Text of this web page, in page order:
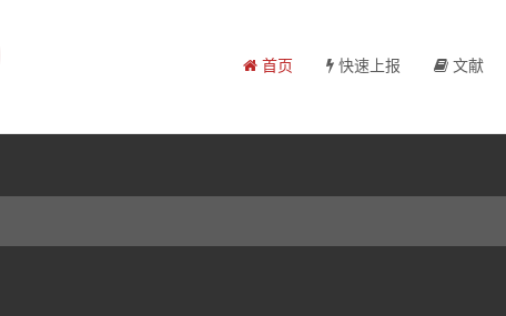
首页 快速上报 文献